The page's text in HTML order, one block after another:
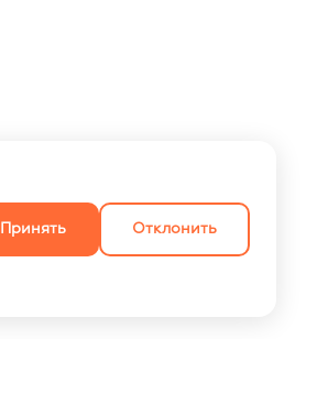
Принять Отклонить